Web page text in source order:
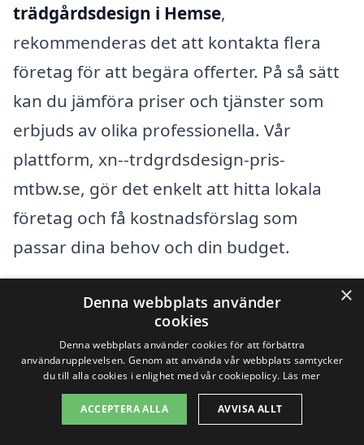
trädgårdsdesign i Hemse,
rekommenderas det att kontakta flera
företag för att begära offerter. På så sätt
kan du jämföra priser och tjänster som
erbjuds av olika professionella. Vår
plattform, xn--trdgrdsdesign-pris-
mtbw.se, gör det enkelt att hitta lokala
företag och få kostnadsförslag som
passar dina behov och din budget.
Få 3 erbjudanden, gratis och utan
Sök efter en
×
Denna webbplats använder
cookies
Denna webbplats använder cookies för att förbättra
användarupplevelsen. Genom att använda vår webbplats samtycker
du till alla cookies i enlighet med vår cookiepolicy. Läs mer
ACCEPTERA ALLA AVVISA ALLT